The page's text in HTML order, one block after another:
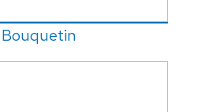
Bouquetin